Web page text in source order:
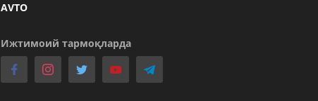
AVTO
Ижтимоий тармоқларда